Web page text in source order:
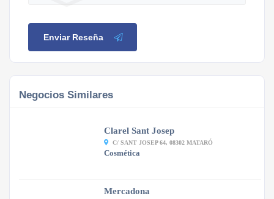
Enviar Reseña
Negocios Similares
Clarel Sant Josep
C/ SANT JOSEP 64, 08302 MATARÓ
Cosmética
Mercadona